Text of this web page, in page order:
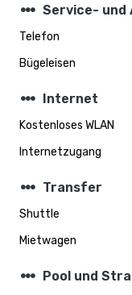
steppers Service-
Telefon
Bügeleisen
steppers Internet
Kostenloses WLAN
Internetzugang
steppers Transfer
Shuttle
Mietwagen
steppers Pool und